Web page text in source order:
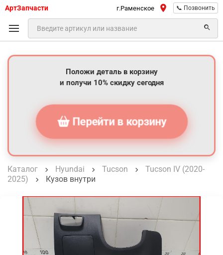
АртЗапчасти г.Раменское 📞 Позвонить
Положи деталь в корзину
и получи 10% скидку сегодня
Перейти в корзину
Каталог Hyundai Tucson
Tucson IV (2020-
2025)
Кузов внутри